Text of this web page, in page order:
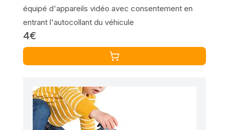
équipé d'appareils vidéo avec consentement en
entrant l'autocollant du véhicule
4€